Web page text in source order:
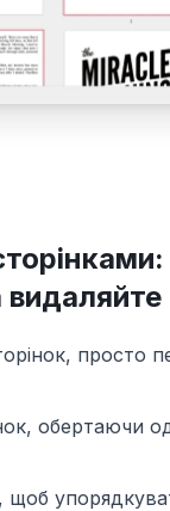
видаляйте
просто
обертаючи
щоб